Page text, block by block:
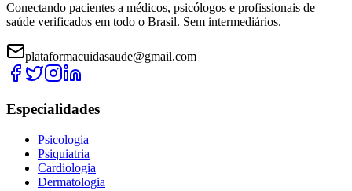
Conectando pacientes a médicos, psicólogos e profissionais de
saúde verificados em todo o Brasil. Sem intermediários.
plataformacuidasaude@gmail.com
Especialidades
Psicologia
Psiquiatria
Cardiologia
Dermatologia